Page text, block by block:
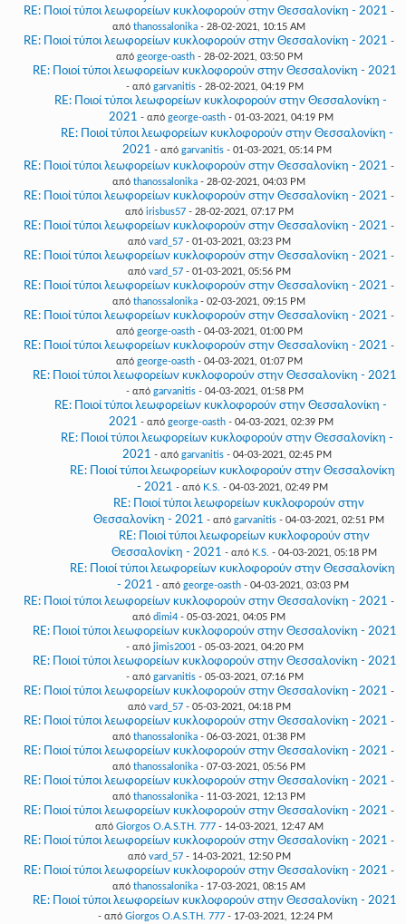
RE: Ποιοί τύποι λεωφορείων κυκλοφορούν στην Θεσσαλονίκη - 2021 -
από thanossalonika - 28-02-2021, 10:15 AM
RE: Ποιοί τύποι λεωφορείων κυκλοφορούν στην Θεσσαλονίκη - 2021 -
από george-oasth- 28-02-2021, 03:50 PM
RE: Ποιοί τύποι λεωφορείων κυκλοφορούν στην Θεσσαλονίκη - 2021
- από garvanitis - 28-02-2021, 04:19 PM
RE: Ποιοί τύποι λεωφορείων κυκλοφορούν στην Θεσσαλονίκη -
2021 - από george-oasth- 01-03-2021, 04:19 PM
RE: Ποιοί τύποι λεωφορείων κυκλοφορούν στην Θεσσαλονίκη -
2021 - από garvanitis- 01-03-2021, 05:14 PM
RE: Ποιοί τύποι λεωφορείων κυκλοφορούν στην Θεσσαλονίκη - 2021 -
από thanossalonika - 28-02-2021, 04:03 PM
RE: Ποιοί τύποι λεωφορείων κυκλοφορούν στην Θεσσαλονίκη - 2021 -
από irisbus57- 28-02-2021, 07:17 PM
RE: Ποιοί τύποι λεωφορείων κυκλοφορούν στην Θεσσαλονίκη - 2021 -
από vard_57- 01-03-2021, 03:23 PM
RE: Ποιοί τύποι λεωφορείων κυκλοφορούν στην Θεσσαλονίκη - 2021 -
από vard_57- 01-03-2021, 05:56 PM
RE: Ποιοί τύποι λεωφορείων κυκλοφορούν στην Θεσσαλονίκη - 2021 -
από thanossalonika - 02-03-2021, 09:15 PM
RE: Ποιοί τύποι λεωφορείων κυκλοφορούν στην Θεσσαλονίκη - 2021 -
από george-oasth- 04-03-2021, 01:00 PM
RE: Ποιοί τύποι λεωφορείων κυκλοφορούν στην Θεσσαλονίκη - 2021 -
από george-oasth- 04-03-2021, 01:07 PM
RE: Ποιοί τύποι λεωφορείων κυκλοφορούν στην Θεσσαλονίκη - 2021
- από garvanitis - 04-03-2021, 01:58 PM
RE: Ποιοί τύποι λεωφορείων κυκλοφορούν στην Θεσσαλονίκη -
2021 - από george-oasth- 04-03-2021, 02:39 PM
RE: Ποιοί τύποι λεωφορείων κυκλοφορούν στην Θεσσαλονίκη -
2021 - από garvanitis- 04-03-2021, 02:45 PM
RE: Ποιοί τύποι λεωφορείων κυκλοφορούν στην Θεσσαλονίκη
- 2021 - από K.S. - 04-03-2021, 02:49 PM
RE: Ποιοί τύποι λεωφορείων κυκλοφορούν στην
Θεσσαλονίκη - 2021 - από garvanitis- 04-03-2021, 02:51 PM
RE: Ποιοί τύποι λεωφορείων κυκλοφορούν στην
Θεσσαλονίκη - 2021 - από K.S. - 04-03-2021, 05:18 PM
RE: Ποιοί τύποι λεωφορείων κυκλοφορούν στην Θεσσαλονίκη
- 2021 - από george-oasth- 04-03-2021, 03:03 PM
RE: Ποιοί τύποι λεωφορείων κυκλοφορούν στην Θεσσαλονίκη - 2021 -
από dimi4 - 05-03-2021, 04:05 PM
RE: Ποιοί τύποι λεωφορείων κυκλοφορούν στην Θεσσαλονίκη - 2021
- από jimis2001 - 05-03-2021, 04:20 PM
RE: Ποιοί τύποι λεωφορείων κυκλοφορούν στην Θεσσαλονίκη - 2021
- από garvanitis - 05-03-2021, 07:16 PM
RE: Ποιοί τύποι λεωφορείων κυκλοφορούν στην Θεσσαλονίκη - 2021 -
από vard_57- 05-03-2021, 04:18 PM
RE: Ποιοί τύποι λεωφορείων κυκλοφορούν στην Θεσσαλονίκη - 2021 -
από thanossalonika - 06-03-2021, 01:38 PM
RE: Ποιοί τύποι λεωφορείων κυκλοφορούν στην Θεσσαλονίκη - 2021 -
από thanossalonika - 07-03-2021, 05:56 PM
RE: Ποιοί τύποι λεωφορείων κυκλοφορούν στην Θεσσαλονίκη - 2021 -
από thanossalonika - 11-03-2021, 12:13 PM
RE: Ποιοί τύποι λεωφορείων κυκλοφορούν στην Θεσσαλονίκη - 2021 -
από Giorgos O.A.S.TH. 777- 14-03-2021, 12:47 AM
RE: Ποιοί τύποι λεωφορείων κυκλοφορούν στην Θεσσαλονίκη - 2021 -
από vard_57- 14-03-2021, 12:50 PM
RE: Ποιοί τύποι λεωφορείων κυκλοφορούν στην Θεσσαλονίκη - 2021 -
από thanossalonika - 17-03-2021, 08:15 AM
RE: Ποιοί τύποι λεωφορείων κυκλοφορούν στην Θεσσαλονίκη - 2021
- από Giorgos O.A.S.TH. 777- 17-03-2021, 12:24 PM